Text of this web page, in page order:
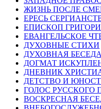
ЖИЗНЬ ПОСЛЕ
ЕРЕСЬ
ЕПИСКОП
ЕВАНГЕЛЬСКОЕ
ДУХОВНЫЕ СТИХИ
ДУХОВНАЯ БЕСЕДА
ДОГМАТ
ДНЕВНИК
ДЕТСТВО И
ГОЛОС РУССКОГО
ВОСКРЕСНАЯ